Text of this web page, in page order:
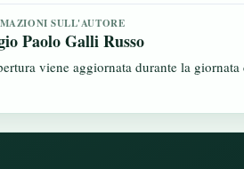
SULL'AUTORE
Paolo Galli Russo
viene aggiornata durante la